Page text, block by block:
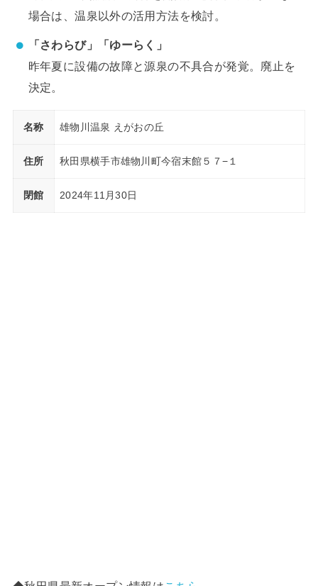
場合は、温泉以外の活用方法を検討。
「さわらび」「ゆーらく」
昨年夏に設備の故障と源泉の不具合が発覚。廃止を
決定。
名称 雄物川温泉 えがおの丘
住所 秋田県横手市雄物川町今宿末館５７−１
閉館 2024年11月30日